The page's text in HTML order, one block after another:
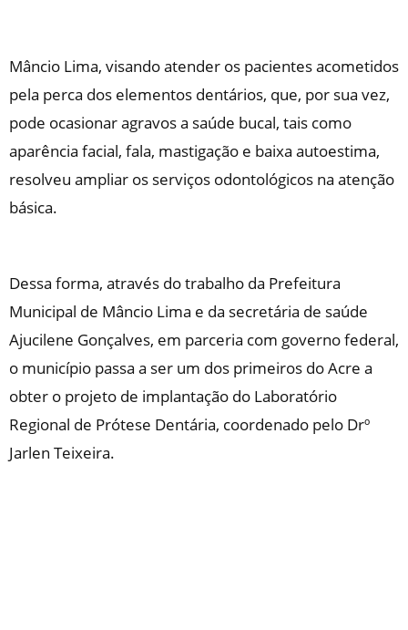
Mâncio Lima, visando atender os pacientes acometidos
pela perca dos elementos dentários, que, por sua vez,
pode ocasionar agravos a saúde bucal, tais como
aparência facial, fala, mastigação e baixa autoestima,
resolveu ampliar os serviços odontológicos na atenção
básica.
Dessa forma, através do trabalho da Prefeitura
Municipal de Mâncio Lima e da secretária de saúde
Ajucilene Gonçalves, em parceria com governo federal,
o município passa a ser um dos primeiros do Acre a
obter o projeto de implantação do Laboratório
Regional de Prótese Dentária, coordenado pelo Drº
Jarlen Teixeira.